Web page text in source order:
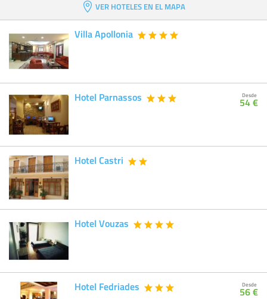
VER HOTELES EN EL MAPA
Villa Apollonia
Hotel Parnassos Desde
54 €
Hotel Castri
Hotel Vouzas
Hotel Fedriades Desde
56 €